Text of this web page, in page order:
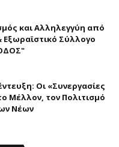
και Aλληλεγγύη από
Εξωραϊστικό Σύλλογο
Οι «Συνεργασίες
Μέλλον, τον Πολιτισμό
Νέων